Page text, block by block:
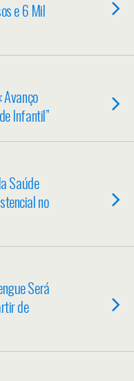
e 6 Mil
Avanço
Infantil”
Saúde
no
Será
de